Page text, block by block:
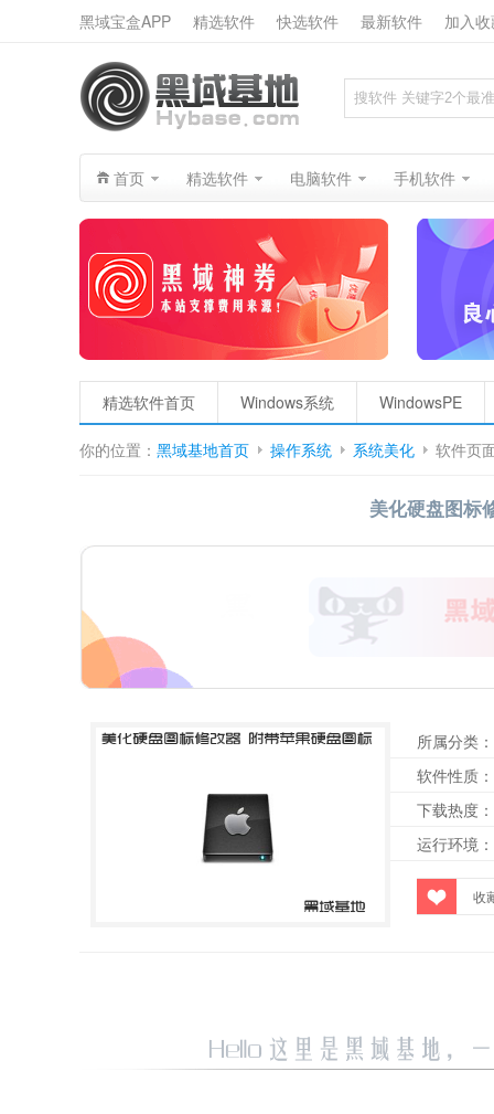
黑域宝盒APP 精选软件 快选软件 最新软件 加入
首页 精选软件 电脑软件 手机软件
精选软件首页 Windows系统 WindowsPE
你的位置： 黑域基地首页 操作系统 系统美化 软件页
美化硬盘图标
所属分类：
软件性质：
下载热度：
运行环境：
收